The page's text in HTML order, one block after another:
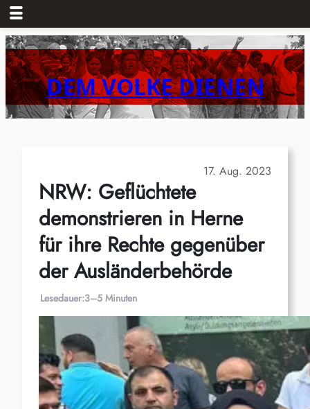
Zum
Inhalt
springenDEM VOLKE DIENEN
17. Aug. 2023
NRW: Geflüchtete
demonstrieren in Herne
für ihre Rechte gegenüber
der Ausländerbehörde
Lesedauer:3–5 Minuten